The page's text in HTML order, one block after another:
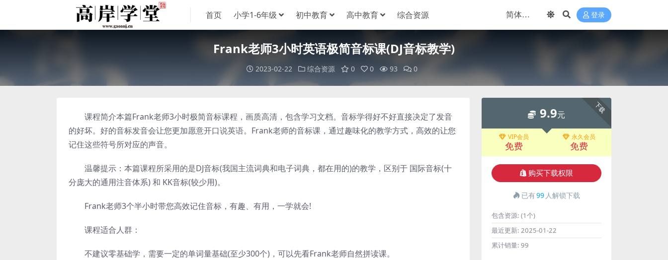
首页 小学1-6年级 初中教育 高中教育 综合资源 登录
Frank老师3小时英语极简音标课(DJ音标教学)
2023-02-22 综合资源 0 0 93 0
课程简介本篇Frank老师3小时极简音标课程，画质高清，包含学习文档。音标学得好不好直接决定了发音
的好坏。好的音标发音会让您更加愿意开口说英语。Frank老师的音标课，通过趣味化的教学方式，高效的让您
记住这些符号所对应的声音。
温馨提示：本篇课程所采用的是DJ音标(我国主流词典和电子词典，都在用的)的教学，区别于 国际音标(十
分庞大的通用注音体系) 和 KK音标(较少用)。
Frank老师3个半小时带您高效记住音标，有趣、有用，一学就会!
课程适合人群：
不建议零基础学，需要一定的单词量基础(至少300个)，可以先看Frank老师自然拼读课。
下载
9.9元
VIP会员
免费
永久会员
免费
购买下载权限
已有99 人解锁下载
包含资源: (1个)
最近更新: 2025-01-22
累计销量: 99